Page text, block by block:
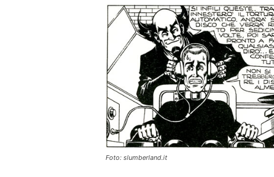
Foto: slumberland.it